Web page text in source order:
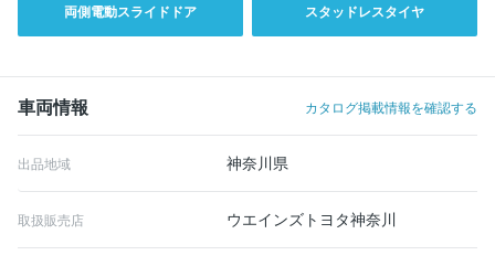
両側電動スライドドア スタッドレスタイヤ
車両情報 カタログ掲載情報を確認する
出品地域 神奈川県
取扱販売店 ウエインズトヨタ神奈川